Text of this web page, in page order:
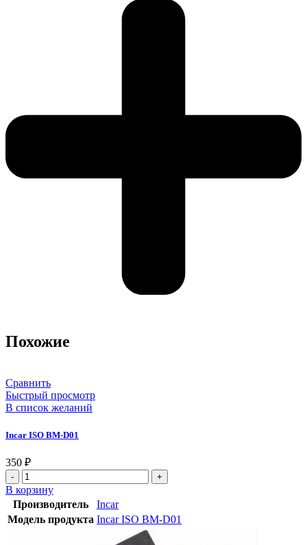
Похожие
Сравнить
Быстрый просмотр
В список желаний
Incar ISO BM-D01
350 ₽
В корзину
Производитель
Incar
Модель продукта Incar ISO BM-D01